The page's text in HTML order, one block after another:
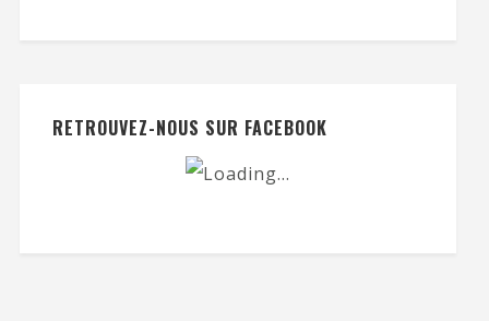
RETROUVEZ-NOUS SUR FACEBOOK